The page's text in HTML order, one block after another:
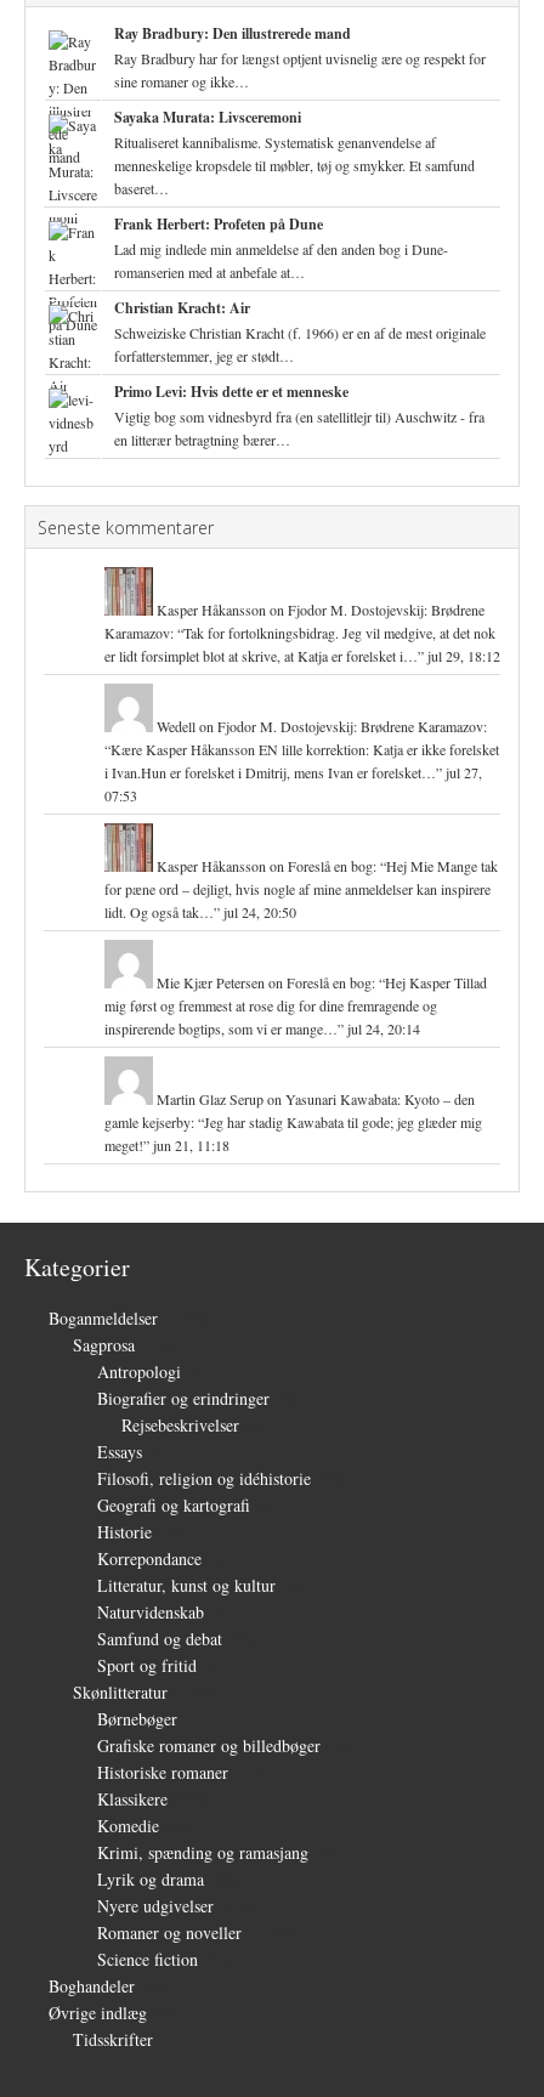
Ray Bradbury: Den illustrerede mand
Ray Bradbury har for længst optjent uvisnelig ære og respekt for
sine romaner og ikke…
Sayaka Murata: Livsceremoni
Ritualiseret kannibalisme. Systematisk genanvendelse af
menneskelige kropsdele til møbler, tøj og smykker. Et samfund
baseret…
Frank Herbert: Profeten på Dune
Lad mig indlede min anmeldelse af den anden bog i Dune-
romanserien med at anbefale at…
Christian Kracht: Air
Schweiziske Christian Kracht (f. 1966) er en af de mest originale
forfatterstemmer, jeg er stødt…
Primo Levi: Hvis dette er et menneske
Vigtig bog som vidnesbyrd fra (en satellitlejr til) Auschwitz - fra
en litterær betragtning bærer…
Seneste kommentarer
Kasper Håkansson on Fjodor M. Dostojevskij: Brødrene
Karamazov: “Tak for fortolkningsbidrag. Jeg vil medgive, at det nok
er lidt forsimplet blot at skrive, at Katja er forelsket i…”jul 29, 18:12
Wedellon Fjodor M. Dostojevskij: Brødrene Karamazov:
“Kære Kasper Håkansson EN lille korrektion: Katja er ikke forelsket
i Ivan.Hun er forelsket i Dmitrij, mens Ivan er forelsket…”jul 27,
07:53
Kasper Håkansson on Foreslå en bog: “Hej Mie Mange tak
for pæne ord – dejligt, hvis nogle af mine anmeldelser kan inspirere
lidt. Og også tak…”jul 24, 20:50
Mie Kjær Petersen on Foreslå en bog: “Hej Kasper Tillad
mig først og fremmest at rose dig for dine fremragende og
inspirerende bogtips, som vi er mange…”jul 24, 20:14
Martin Glaz Serupon Yasunari Kawabata: Kyoto – den
gamle kejserby: “Jeg har stadig Kawabata til gode; jeg glæder mig
meget!”jun 21, 11:18
Kategorier
Boganmeldelser
Sagprosa
Antropologi
Biografier og erindringer
Rejsebeskrivelser
Essays
Filosofi, religion og idéhistorie
Geografi og kartografi
Historie
Korrepondance
Litteratur, kunst og kultur
Naturvidenskab
Samfund og debat
Sport og fritid
Skønlitteratur
Børnebøger
Grafiske romaner og billedbøger
Historiske romaner
Klassikere
Komedie
Krimi, spænding og ramasjang
Lyrik og drama
Nyere udgivelser
Romaner og noveller
Science fiction
Boghandeler
Øvrige indlæg
Tidsskrifter